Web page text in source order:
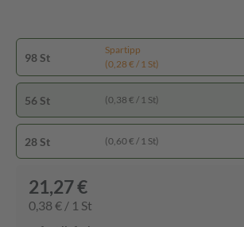
98 St
Spartipp
(0,28 € / 1 St)
56 St (0,38 € / 1 St)
28 St (0,60 € / 1 St)
21,27 €
0,38 € / 1 St